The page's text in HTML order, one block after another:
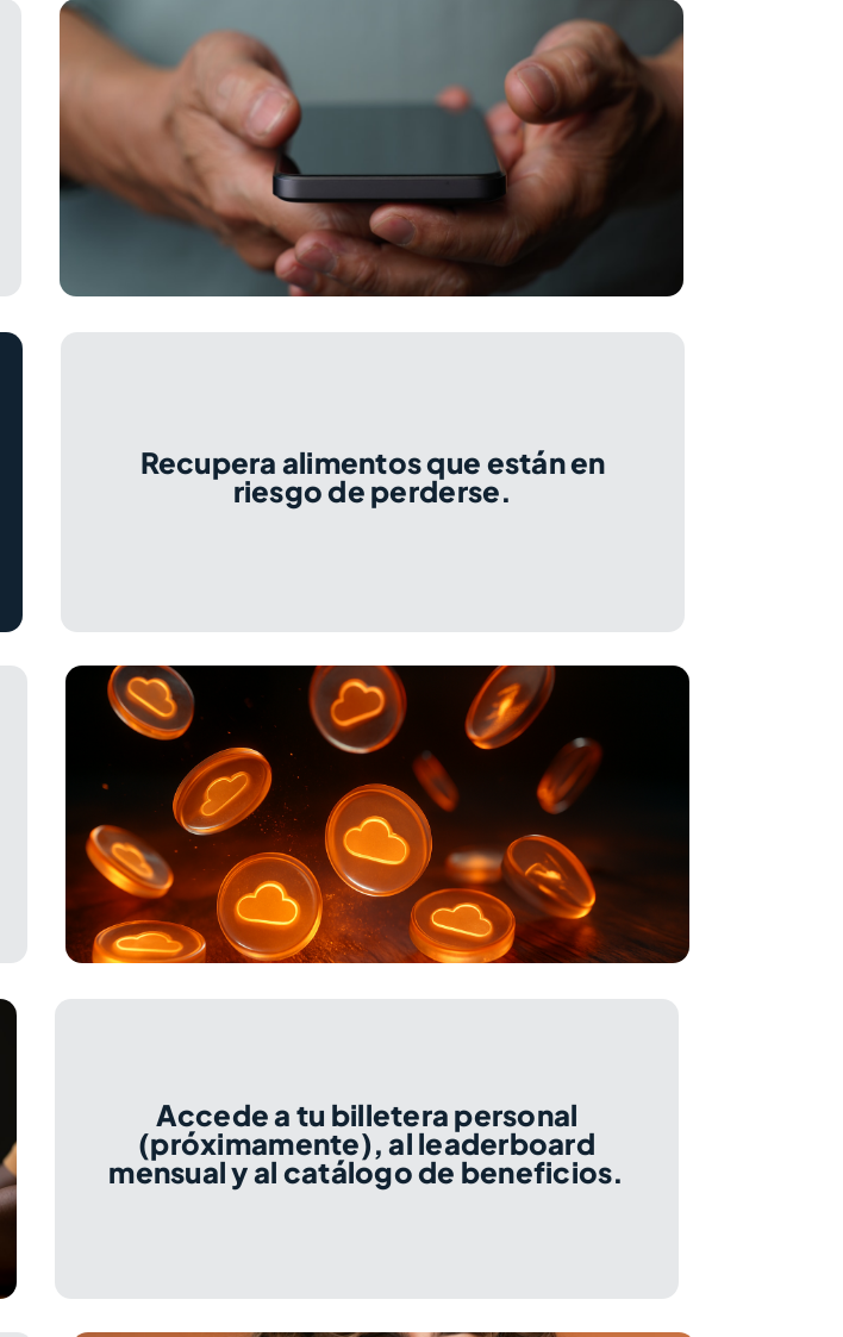
Recupera alimentos que están en
riesgo de perderse.
Accede a tu billetera personal
(próximamente), al leaderboard
mensual y al catálogo de beneficios.